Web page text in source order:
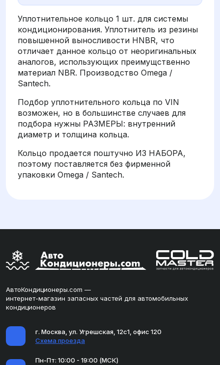
Уплотнительное кольцо 1 шт. для системы
кондиционирования. Уплотнитель из резины
повышенной выносливости HNBR, что
отличает данное кольцо от неоригинальных
аналогов, использующих преимущственно
материал NBR. Производство Omega /
Santech.
Подбор уплотнительного кольца по VIN
возможен, но в большинстве случаев для
подбора нужны РАЗМЕРЫ: внутренний
диаметр и толщина кольца.
Кольцо продается поштучно ИЗ НАБОРА,
поэтому поставляется без фирменной
упаковки Omega / Santech.
АвтоКондиционеры.com —
интернет-магазин запасных частей для автомобильных
кондиционеров
г. Москва, ул. Угрешская, 12с1, офис 120
Схема проезда
Пн-Пт: 10:00 - 19:00 (МСК)